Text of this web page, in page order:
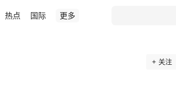
热点 国际 更多
关注